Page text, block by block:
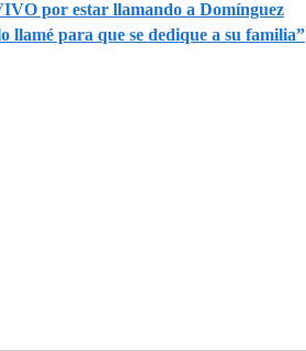
por estar llamando a Domínguez
llamé para que se dedique a su familia”